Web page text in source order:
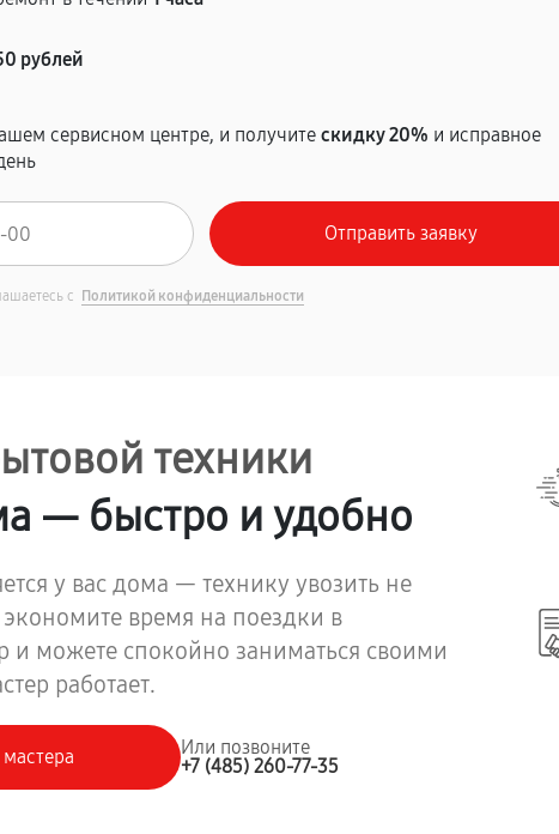
рублей
сервисном центре, и получитескидку 20% и исправное
с Политикой конфиденциальности
техники
— быстро и удобно
у вас дома — технику увозить не
экономите время на поездки в
и можете спокойно заниматься своими
работает.
Или позвоните
+7 (485) 260-77-35